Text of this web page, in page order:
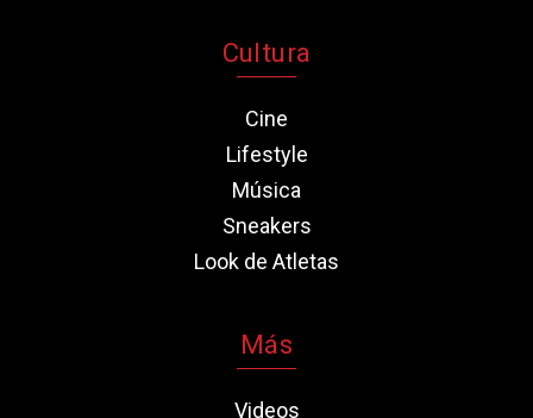
Cultura
Cine
Lifestyle
Música
Sneakers
Look de Atletas
Más
Videos